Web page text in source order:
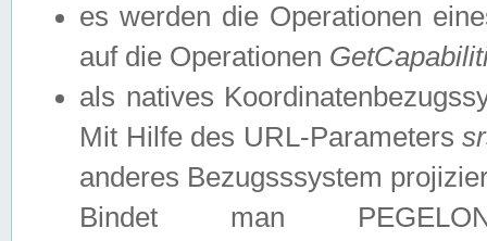
es werden die Operationen
auf die Operationen
als natives
Mit Hilfe des URL-Parameters
anderes Bezugsssystem
Bindet man